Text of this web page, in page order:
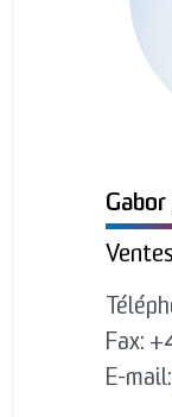
Gabor
Fax:
E-mail: